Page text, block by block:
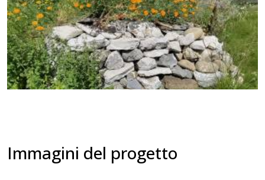
Immagini del progetto